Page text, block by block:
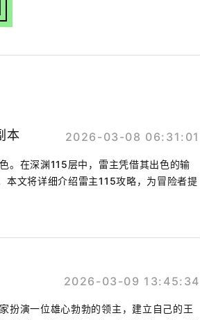
本 2026-03-08 06:31:01
。在深渊115层中，雷主凭借其出色的输
本文将详细介绍雷主115攻略，为冒险者提
2026-03-09 13:45:34
扮演一位雄心勃勃的领主，建立自己的王